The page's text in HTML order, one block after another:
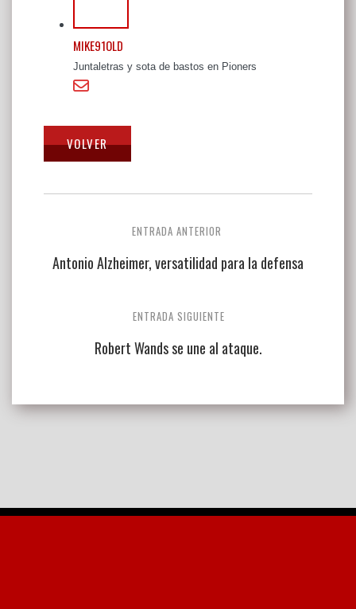
MIKE91OLD
Juntaletras y sota de bastos en Pioners
de
ENTRADA ANTERIOR
Antonio Alzheimer, versatilidad para la defensa
ENTRADA SIGUIENTE
Robert Wands se une al ataque.